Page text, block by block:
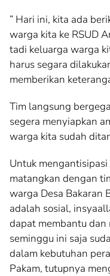
” Hari ini, kita ada
warga kita ke RSUD
tadi keluarga warga
harus segara
memberikan
Tim langsung
segera menyiapkan
warga kita sudah
Untuk
matangkan dengan
warga Desa Bakaran
adalah sosial,
dapat membantu
seminggu ini saja
dalam kebutuhan
Pakam, tutupnya